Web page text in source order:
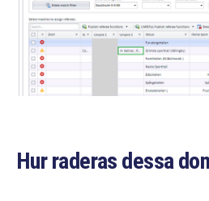
Hur raderas dessa